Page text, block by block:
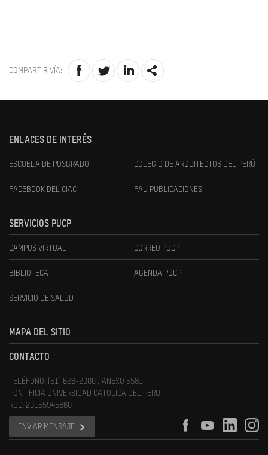
COMPARTIR VÍA:
ENLACES DE INTERÉS
ESCUELA DE POSGRADO COLEGIO DE ARQUITECTOS DEL PERÚ
FACEBOOK DEL CIAC FAU PUBLICACIONES
SERVICIOS PUCP
CAMPUS VIRTUAL CORREO PUCP
BIBLIOTECA AGENDA PUCP
SERVICIO DE SALUD
MAPA DEL SITIO
CONTACTO
TELÉFONO: (51) 626-2000 , ANEXO 5581
PONTIFICIA UNIVERSIDAD CATOLICA DEL PERU
RUC: 20155945860
ENVIAR MENSAJE